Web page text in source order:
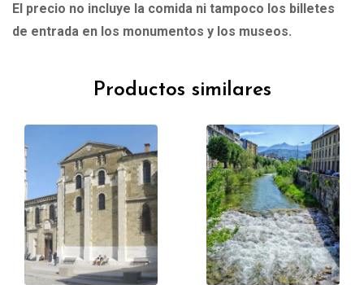
El precio no incluye la comida ni tampoco los billetes
de entrada en los monumentos y los museos.
Productos similares